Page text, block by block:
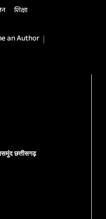
शिक्षा
an Author
छत्तीसगढ़